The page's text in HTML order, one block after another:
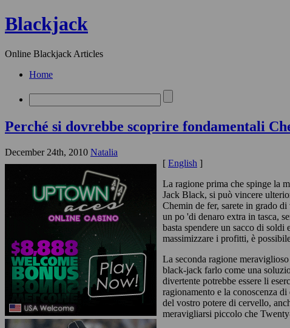
Blackjack
Online Blackjack Articles
Home
Perché si dovrebbe scoprire fondamentali
December 24th, 2010 Natalia
[ English ]
La ragione prima che spinge la
Jack Black, si può vincere
Chemin de fer, sarete in grado
un po 'di denaro extra in tasca,
basta spendere un sacco di
massimizzare i profitti, è
La seconda ragione
black-jack farlo come una
divertente potrebbe essere li
ragionamento e la conoscenza
del vostro potere di cervello,
meravigliarsi piccolo che